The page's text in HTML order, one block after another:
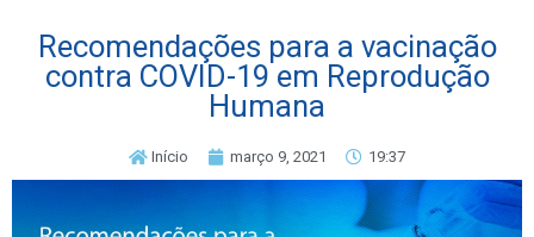
Recomendações para a vacinação
contra COVID-19 em Reprodução
Humana
Início março 9, 2021 19:37